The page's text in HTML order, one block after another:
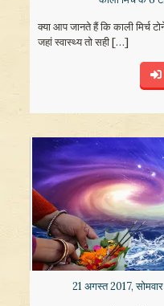
क्या आप जानते हैं कि काली मिर्च
जहां स्वास्थ्य तो सही[…]
21 अगस्त 2017,